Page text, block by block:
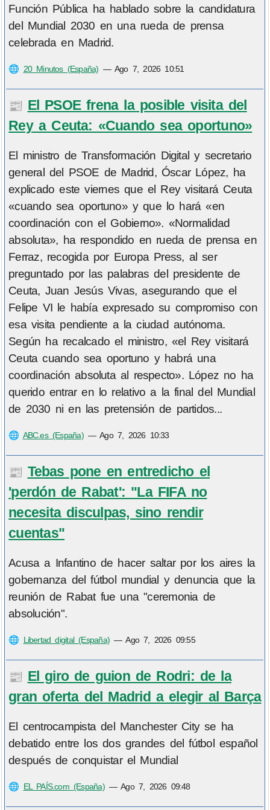
Función Pública ha hablado sobre la candidatura
del Mundial 2030 en una rueda de prensa
celebrada en Madrid.
🌐 20 Minutos (España) —Ago 7, 2026 10:51
📰 El PSOE frena la posible visita del
Rey a Ceuta: «Cuando sea oportuno»
El ministro de Transformación Digital y secretario
general del PSOE de Madrid, Óscar López, ha
explicado este viernes que el Rey visitará Ceuta
«cuando sea oportuno» y que lo hará «en
coordinación con el Gobierno». «Normalidad
absoluta», ha respondido en rueda de prensa en
Ferraz, recogida por Europa Press, al ser
preguntado por las palabras del presidente de
Ceuta, Juan Jesús Vivas, asegurando que el
Felipe VI le había expresado su compromiso con
esa visita pendiente a la ciudad autónoma.
Según ha recalcado el ministro, «el Rey visitará
Ceuta cuando sea oportuno y habrá una
coordinación absoluta al respecto». López no ha
querido entrar en lo relativo a la final del Mundial
de 2030 ni en las pretensión de partidos...
🌐 ABC.es (España)—Ago 7, 2026 10:33
📰 Tebas pone en entredicho el
'perdón de Rabat': "La FIFA no
necesita disculpas, sino rendir
cuentas"
Acusa a Infantino de hacer saltar por los aires la
gobernanza del fútbol mundial y denuncia que la
reunión de Rabat fue una "ceremonia de
absolución".
🌐 Libertad digital (España) —Ago 7, 2026 09:55
📰 El giro de guion de Rodri: de la
gran oferta del Madrid a elegir al Barça
El centrocampista del Manchester City se ha
debatido entre los dos grandes del fútbol español
después de conquistar el Mundial
🌐 EL PAÍS.com (España)—Ago 7, 2026 09:48